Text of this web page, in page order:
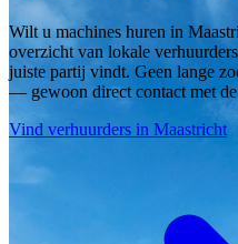
Wilt u machines huren in
overzicht van lokale
juiste partij vindt. Geen lange
— gewoon direct contact met
Vind verhuurders in Maastricht